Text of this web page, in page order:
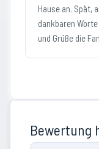
Hause an. Spät,
dankbaren
und Grüße die
Bewertung